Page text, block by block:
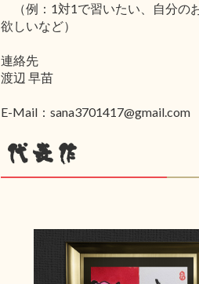
（例：1対1で習いたい、自分の
欲しいなど）
連絡先
渡辺 早苗
E-Mail：sana3701417@gmail.com
代表作